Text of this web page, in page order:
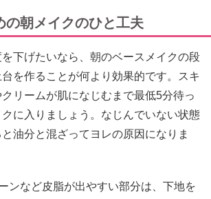
の朝メイクのひと工夫
下げたいなら、朝のベースメイクの段
を作ることが何より効果的です。スキ
リームが肌になじむまで最低5分待っ
に入りましょう。なじんでいない状態
油分と混ざってヨレの原因になりま
ンなど皮脂が出やすい部分は、下地を